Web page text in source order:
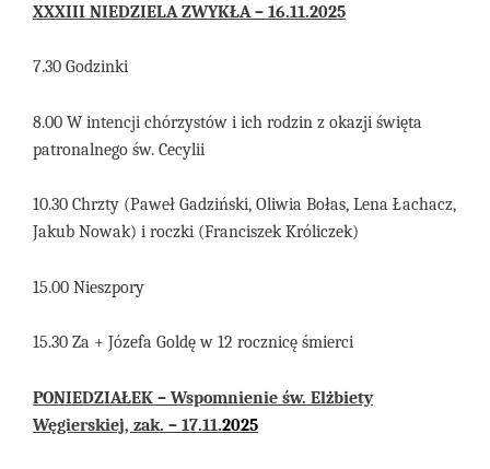
XXXIII NIEDZIELAZWYKŁA – 16.11.2025
7.30 Godzinki
8.00 W intencji chórzystów i ich rodzin z okazji święta
patronalnego św. Cecylii
10.30 Chrzty (Paweł Gadziński, Oliwia Bołas, Lena Łachacz,
Jakub Nowak) i roczki (Franciszek Króliczek)
15.00 Nieszpory
15.30 Za + Józefa Goldę w 12 rocznicę śmierci
PONIEDZIAŁEK – Wspomnienie św. Elżbiety
Węgierskiej, zak. – 17.11.2025